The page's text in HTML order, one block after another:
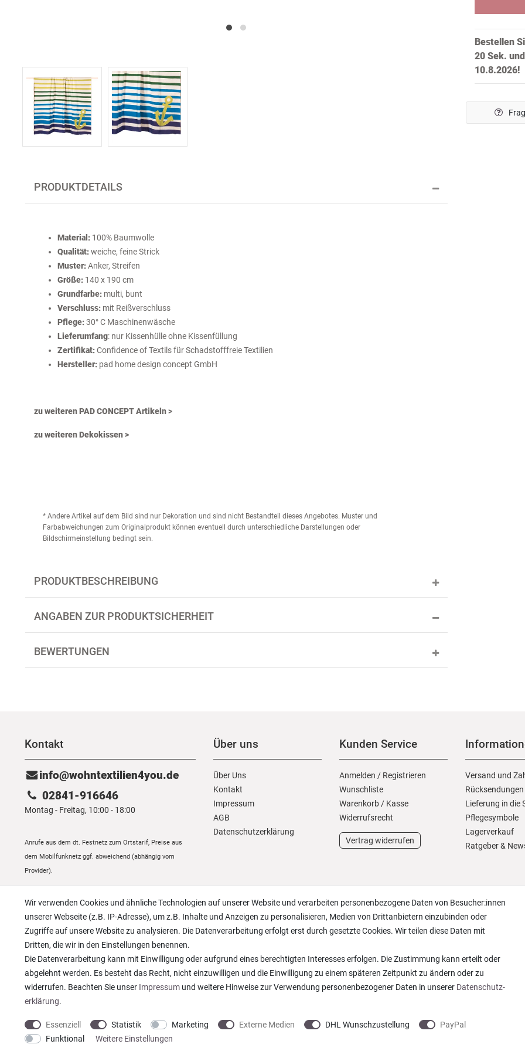
Bestellen
19 Sek.
10.8.2026!
PRODUKTDETAILS
Material: 100% Baumwolle
Qualität:weiche, feine Strick
Muster:Anker, Streifen
Größe:140 x 190 cm
Grundfarbe: multi, bunt
Verschluss:mit Reißverschluss
Pflege:30° C Maschinenwäsche
Lieferumfang: nur Kissenhülle ohne Kissenfüllung
Zertifikat:Confidence of Textils für Schadstofffreie Textilien
Hersteller: pad home design concept GmbH
zu weiteren PAD CONCEPT Artikeln >
zu weiteren Dekokissen >
* Andere Artikel auf dem Bild sind nur Dekoration und sind nicht Bestandteil dieses Angebotes. Muster und
Farbabweichungen zum Originalprodukt können eventuell durch unterschiedliche Darstellungen oder
Bildschirmeinstellung bedingt sein.
PRODUKTBESCHREIBUNG
ANGABEN ZUR PRODUKTSICHERHEIT
BEWERTUNGEN
Kontakt
info@wohntextilien4you.de
02841-916646
Montag - Freitag, 10:00 - 18:00
Anrufe aus dem dt. Festnetz zum Ortstarif, Preise aus
dem Mobilfunknetz ggf. abweichend (abhängig vom
Provider).
Über uns
Über Uns
Kontakt
Impressum
AGB
Daten­schutz­erklärung
Kunden Service
Anmelden / Registrieren
Wunschliste
Warenkorb / Kasse
Widerrufs­recht
Vertrag widerrufen
Versand und
Rücksendungen
Lieferung in die
Pflegesymbole
Lagerverkauf
Ratgeber &
Wir verwenden Cookies und ähnliche Technologien auf unserer Website und verarbeiten personenbezogene Daten von Besucher:innen
unserer Webseite (z.B. IP-Adresse), um z.B. Inhalte und Anzeigen zu personalisieren, Medien von Drittanbietern einzubinden oder
Zugriffe auf unsere Website zu analysieren. Die Datenverarbeitung erfolgt erst durch gesetzte Cookies. Wir teilen diese Daten mit
Dritten, die wir in den Einstellungen benennen.
Die Datenverarbeitung kann mit Einwilligung oder aufgrund eines berechtigten Interesses erfolgen. Die Zustimmung kann erteilt oder
abgelehnt werden. Es besteht das Recht, nicht einzuwilligen und die Einwilligung zu einem späteren Zeitpunkt zu ändern oder zu
widerrufen. Beachten Sie unser Impressum und weitere Hinweise zur Verwendung personenbezogener Daten in unserer Daten­schutz­
erklärung.
Essenziell Statistik Marketing Externe Medien DHL Wunschzustellung
PayPal
Funktional
Weitere Einstellungen
* Alle Preise verstehen sich inkl. gesetzl. MwSt. zzgl. Versandkosten © copyright 2013-2026 Wohntextilien4You GmbH / Alle Rechte vorbehalten / Realisation